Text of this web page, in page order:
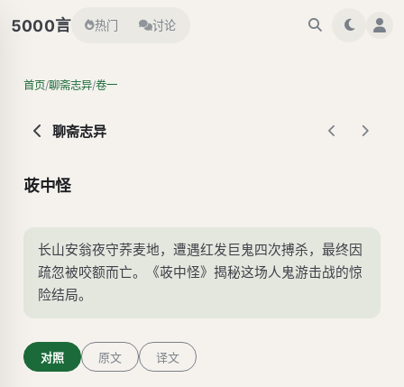
5000言 热门 讨论
首页/聊斋志异/卷一
聊斋志异
荍中怪
长山安翁夜守荞麦地，遭遇红发巨鬼四次搏杀，最终因
疏忽被咬额而亡。《荍中怪》揭秘这场人鬼游击战的惊
险结局。
对照 原文 译文